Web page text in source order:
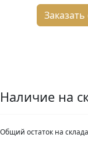
Наличие на
Общий остаток на